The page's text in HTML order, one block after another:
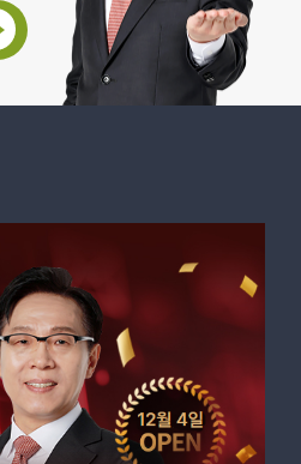
자자 여러분. 김용덕입니다. 저는
식 정보 제공 경력을 가진 국내
문가입니다. 다양한 시장 상황을
들과 함께 성장해왔으며,
최강전 1위를 비롯해 여러
우승하며 실력을 입증했습니다.
매 일인자! 따라하기 쉽고,
운 수익을 만들어 갑니다.
로지 수익으로 말합니다.